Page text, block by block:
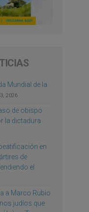
Mundial de la
2026
de obispo
la dictadura
en
de
el
a Marco Rubio
judíos que